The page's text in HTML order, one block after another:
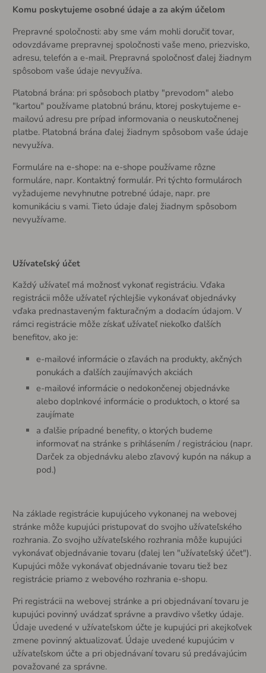
Komu poskytujeme osobné údaje a za akým účelom
Prepravné spoločnosti: aby sme vám mohli doručiť tovar,
odovzdávame prepravnej spoločnosti vaše meno, priezvisko,
adresu, telefón a e-mail. Prepravná spoločnosť ďalej žiadnym
spôsobom vaše údaje nevyužíva.
Platobná brána: pri spôsoboch platby "prevodom" alebo
"kartou" používame platobnú bránu, ktorej poskytujeme e-
mailovú adresu pre prípad informovania o neuskutočnenej
platbe. Platobná brána ďalej žiadnym spôsobom vaše údaje
nevyužíva.
Formuláre na e-shope: na e-shope používame rôzne
formuláre, napr. Kontaktný formulár. Pri týchto formulároch
vyžadujeme nevyhnutne potrebné údaje, napr. pre
komunikáciu s vami. Tieto údaje ďalej žiadnym spôsobom
nevyužívame.
Užívateľský účet
Každý užívateľ má možnosť vykonať registráciu. Vďaka
registrácii môže užívateľ rýchlejšie vykonávať objednávky
vďaka prednastaveným fakturačným a dodacím údajom. V
rámci registrácie môže získať užívateľ niekoľko ďalších
benefitov, ako je:
e-mailové informácie o zľavách na produkty, akčných
ponukách a ďalších zaujímavých akciách
e-mailové informácie o nedokončenej objednávke
alebo doplnkové informácie o produktoch, o ktoré sa
zaujímate
a ďalšie prípadné benefity, o ktorých budeme
informovať na stránke s prihlásením / registráciou (napr.
Darček za objednávku alebo zľavový kupón na nákup a
pod.)
Na základe registrácie kupujúceho vykonanej na webovej
stránke môže kupujúci pristupovať do svojho užívateľského
rozhrania. Zo svojho užívateľského rozhrania môže kupujúci
vykonávať objednávanie tovaru (ďalej len "užívateľský účet").
Kupujúci môže vykonávať objednávanie tovaru tiež bez
registrácie priamo z webového rozhrania e-shopu.
Pri registrácii na webovej stránke a pri objednávaní tovaru je
kupujúci povinný uvádzať správne a pravdivo všetky údaje.
Údaje uvedené v užívateľskom účte je kupujúci pri akejkoľvek
zmene povinný aktualizovať. Údaje uvedené kupujúcim v
užívateľskom účte a pri objednávaní tovaru sú predávajúcim
považované za správne.